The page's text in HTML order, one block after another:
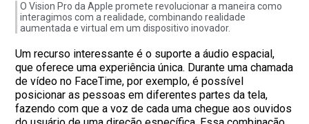
O Vision Pro da Apple promete revolucionar a maneira como
interagimos com a realidade, combinando realidade
aumentada e virtual em um dispositivo inovador.
Um recurso interessante é o suporte a áudio espacial,
que oferece uma experiência única. Durante uma chamada
de vídeo no FaceTime, por exemplo, é possível
posicionar as pessoas em diferentes partes da tela,
fazendo com que a voz de cada uma chegue aos ouvidos